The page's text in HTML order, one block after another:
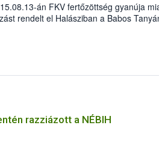
án FKV fertőzöttség gyanúja
rendelt el Halásziban a Babos Tanyán.
eredményének kézhezvételét követően
megkezdődtek.
razziázott a NÉBIH